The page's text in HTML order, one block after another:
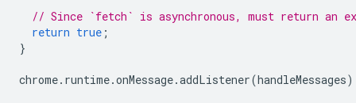
// Since `fetch` is asynchronous, must return an
return true ;
}
chrome. runtime.onMessage.addListener(handleMessages